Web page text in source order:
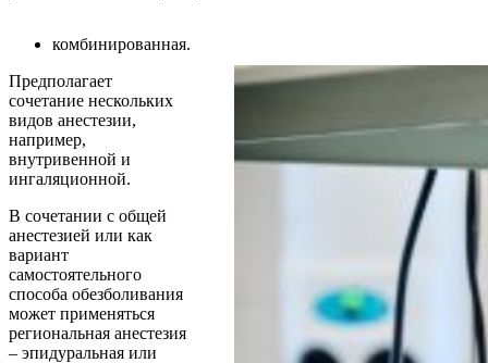
комбинированная.
Предполагает
сочетание нескольких
видов анестезии,
например,
внутривенной и
ингаляционной.
В сочетании с общей
анестезией или как
вариант
самостоятельного
способа обезболивания
может применяться
региональная анестезия
– эпидуральная или